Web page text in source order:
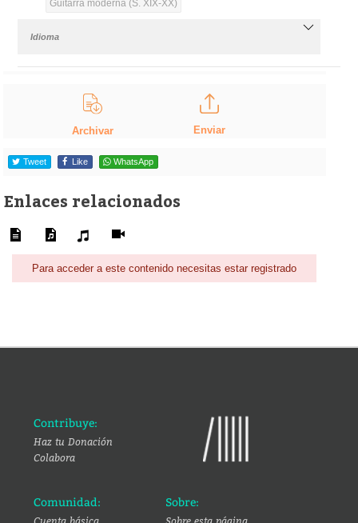
Guitarra moderna (S. XIX-XX)
Idioma
Archivar Enviar
Tweet Like WhatsApp
Enlaces relacionados
Para acceder a este contenido necesitas estar registrado
Contribuye:
Haz tu Donación
Colabora
Comunidad: Sobre: